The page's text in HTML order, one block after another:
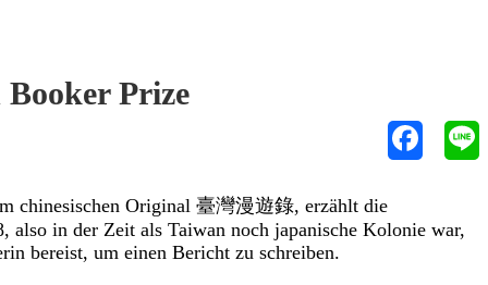
Prize
chinesischen Original 臺灣漫遊錄, erzählt die
also in der Zeit als Taiwan noch japanische Kolonie war,
bereist, um einen Bericht zu schreiben.